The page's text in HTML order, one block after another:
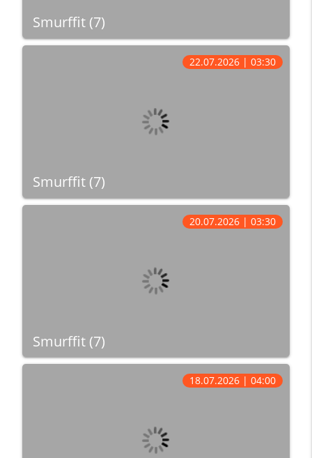
Smurffit (7)
Smurffit (7)
22.07.2026 | 03:30
Smurffit (7)
20.07.2026 | 03:30
18.07.2026 | 04:00